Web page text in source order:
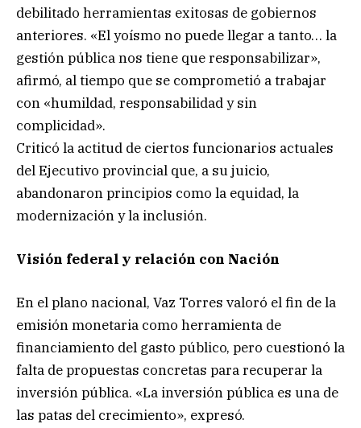
debilitado herramientas exitosas de gobiernos
anteriores. «El yoísmo no puede llegar a tanto… la
gestión pública nos tiene que responsabilizar»,
afirmó, al tiempo que se comprometió a trabajar
con «humildad, responsabilidad y sin
complicidad».
Criticó la actitud de ciertos funcionarios actuales
del Ejecutivo provincial que, a su juicio,
abandonaron principios como la equidad, la
modernización y la inclusión.
Visión federal y relación con Nación
En el plano nacional, Vaz Torres valoró el fin de la
emisión monetaria como herramienta de
financiamiento del gasto público, pero cuestionó la
falta de propuestas concretas para recuperar la
inversión pública. «La inversión pública es una de
las patas del crecimiento», expresó.